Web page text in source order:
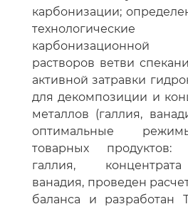
карбонизации;
карбонизационной
растворов ветви
активной затравки
для декомпозиции и
металлов (галлия,
оптимальные
товарных продуктов:
галлия,
ванадия, проведен
баланса и разработан